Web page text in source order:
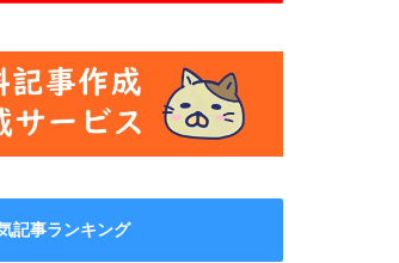
事ランキング